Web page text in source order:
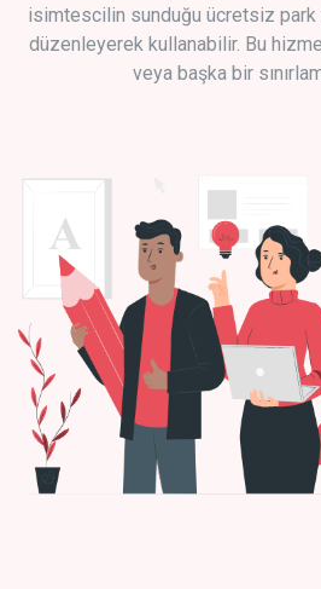
isimtescilin sunduğu ücretsiz park
düzenleyerek kullanabilir. Bu
veya başka bir